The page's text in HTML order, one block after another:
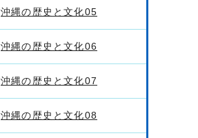
沖縄の歴史と文化05
沖縄の歴史と文化06
沖縄の歴史と文化07
沖縄の歴史と文化08